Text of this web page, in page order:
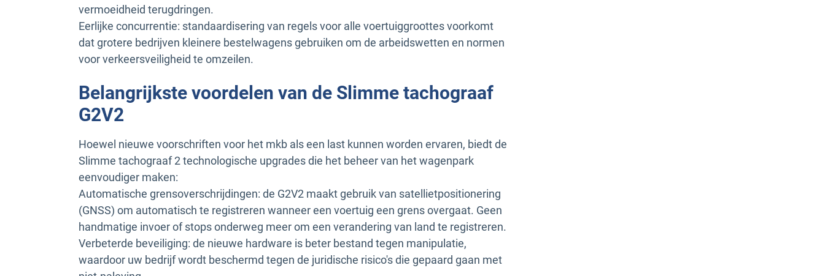
vermoeidheid terugdringen.
Eerlijke concurrentie: standaardisering van regels voor alle voertuiggroottes voorkomt
dat grotere bedrijven kleinere bestelwagens gebruiken om de arbeidswetten en normen
voor verkeersveiligheid te omzeilen.
Belangrijkste voordelen van de Slimme tachograaf
G2V2
Hoewel nieuwe voorschriften voor het mkb als een last kunnen worden ervaren, biedt de
Slimme tachograaf 2 technologische upgrades die het beheer van het wagenpark
eenvoudiger maken:
Automatische grensoverschrijdingen: de G2V2 maakt gebruik van satellietpositionering
(GNSS) om automatisch te registreren wanneer een voertuig een grens overgaat. Geen
handmatige invoer of stops onderweg meer om een verandering van land te registreren.
Verbeterde beveiliging: de nieuwe hardware is beter bestand tegen manipulatie,
waardoor uw bedrijf wordt beschermd tegen de juridische risico's die gepaard gaan met